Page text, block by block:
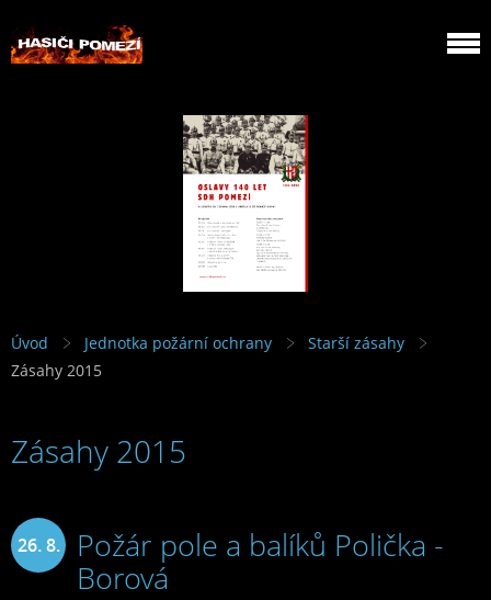
Úvod Jednotka požární ochrany
Starší zásahy
Zásahy 2015
Zásahy 2015
26. 8.
Požár pole a balíků Polička -
Borová